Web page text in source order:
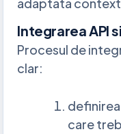
Integrarea API
Procesul de
clar:
care